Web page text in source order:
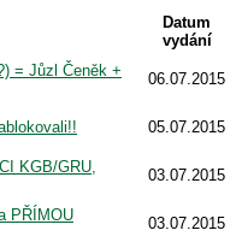
Datum
vydání
= Jůzl Čeněk +
06.07.2015
05.07.2015
KGB/GRU,
03.07.2015
PŘÍMOU
03.07.2015